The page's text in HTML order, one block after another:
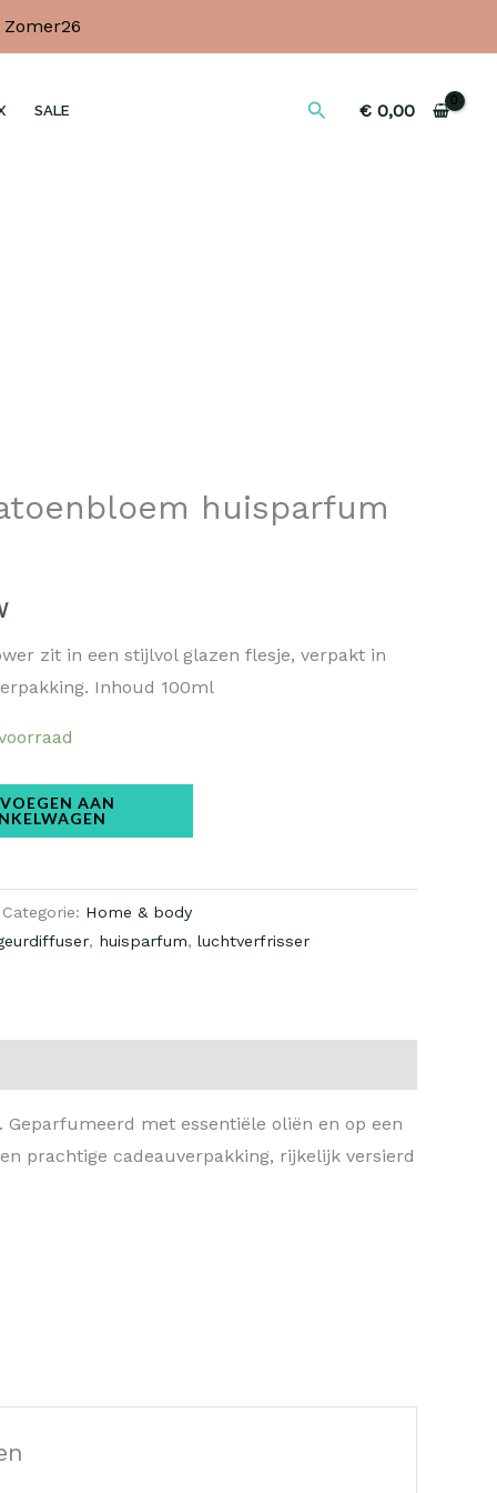
SALE Zoeken
€0,00
huisparfum
zit in een stijlvol glazen flesje, verpakt in
Inhoud 100ml
AAN
Categorie: Home & body
, huisparfum, luchtverfrisser
met essentiële oliën en op een
prachtige cadeauverpakking, rijkelijk versierd